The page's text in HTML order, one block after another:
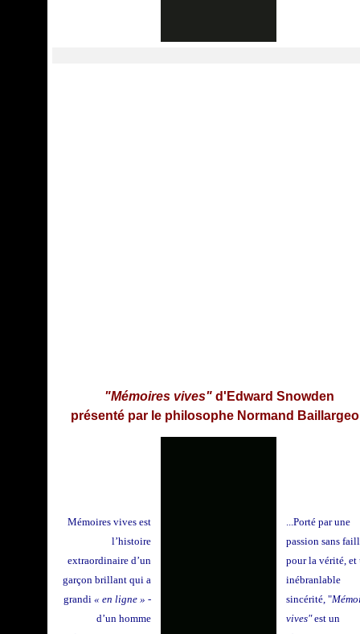
"Mémoires vives"d'Edward Snowden
présenté par le philosophe Normand
Mémoires vives est
l’histoire
extraordinaire d’un
garçon brillant qui a
grandi « en ligne » -
d’un homme
...Porté par une
passion sans
pour la vérité, et
inébranlable
sincérité, "
vives"est un